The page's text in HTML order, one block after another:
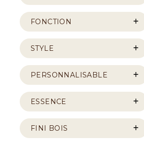
FONCTION
STYLE
PERSONNALISABLE
ESSENCE
FINI BOIS